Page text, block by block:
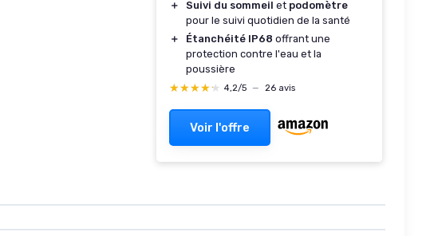
＋
Suivi du sommeil et podomètre
pour le suivi quotidien de la santé
＋
Étanchéité IP68 offrant une
protection contre l'eau et la
poussière
★★★★★
★★★★★ 4,2/5 — 26 avis
Voir l'offre